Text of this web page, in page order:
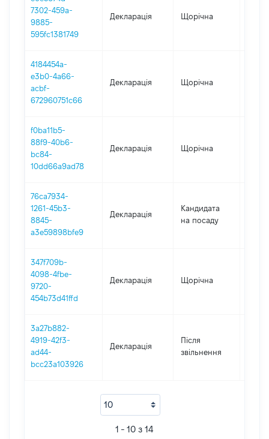
7302-459a-
9885-
595fc1381749
Декларація Щорічна
4184454a-
e3b0-4a66-
acbf-
672960751c66
Декларація Щорічна
f0ba11b5-
88f9-40b6-
bc84-
10dd66a9ad78
Декларація Щорічна
76ca7934-
1261-45b3-
8845-
a3e59898bfe9
Декларація
Кандидата
на посаду
347f709b-
4098-4fbe-
9720-
454b73d41ffd
Декларація Щорічна
3a27b882-
4919-42f3-
ad44-
bcc23a103926
Декларація
Після
звільнення
1 - 10 з 14